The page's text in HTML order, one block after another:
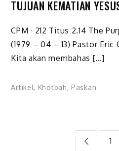
TUJUAN KEMATIAN
CPM · 212 Titus 2.14 The
(1979 – 04 – 13) Pastor Eric
Kita akan membahas […]
Artikel, Khotbah, Paskah
1